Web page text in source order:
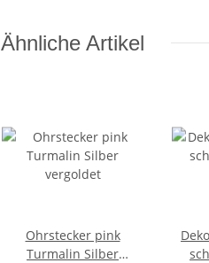
Ähnliche Artikel
Ohrstecker pink
Turmalin Silber